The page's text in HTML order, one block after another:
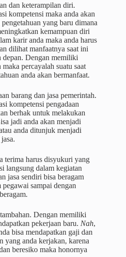
dan keterampilan diri.
kompetensi maka anda akan
yang baru dimana
kemampuan diri
karir anda maka anda harus
dilihat manfaatnya saat ini
depan. Dengan memiliki
percayalah suatu saat
anda akan bermanfaat.
barang dan jasa pemerintah.
kompetensi pengadaan
berhak untuk melakukan
jadi anda akan menjadi
anda ditunjuk menjadi
terima harus disyukuri yang
langsung dalam kegiatan
jasa sendiri bisa beragam
sampai dengan
Dengan memiliki
pekerjaan baru. Nah,
bisa mendapatkan gaji dan
yang anda kerjakan, karena
beresiko maka honornya